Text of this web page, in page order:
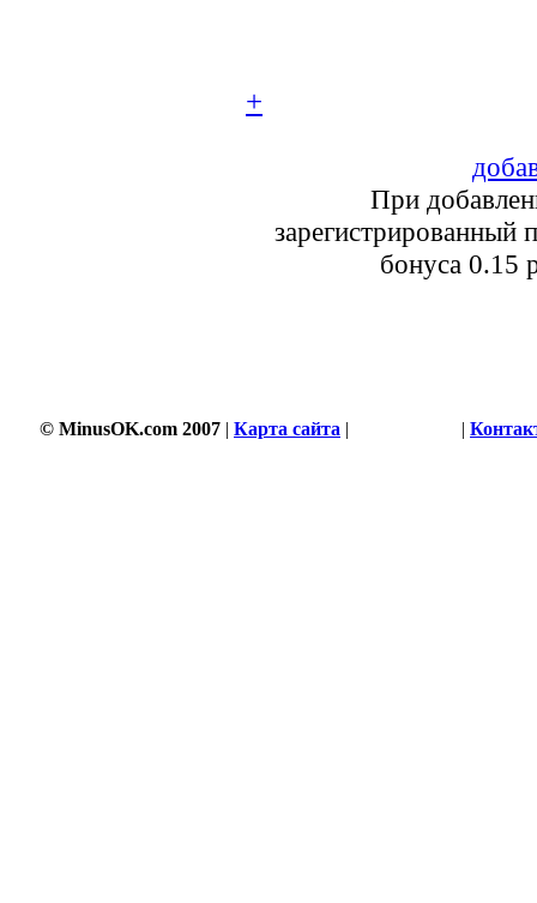
+
При
зарегистрированный
бонуса 0.15
© MinusOK.com 2007 | Карта сайта | |